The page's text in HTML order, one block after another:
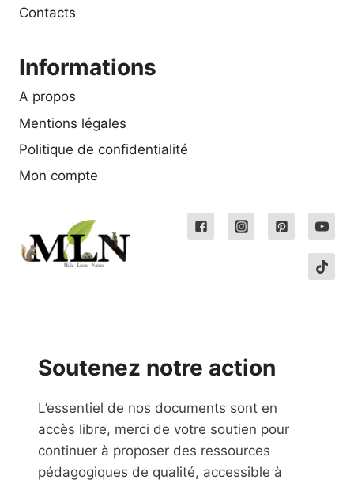
Contacts
Informations
A propos
Mentions légales
Politique de confidentialité
Mon compte
Soutenez notre action
L’essentiel de nos documents sont en
accès libre, merci de votre soutien pour
continuer à proposer des ressources
pédagogiques de qualité, accessible à